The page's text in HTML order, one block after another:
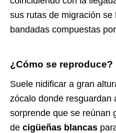
sus rutas de migración se
bandadas compuestas
¿Cómo se reproduce?
Suele nidificar a gran
zócalo donde resguardan
sorprende que se reúnan
de cigüeñas blancas